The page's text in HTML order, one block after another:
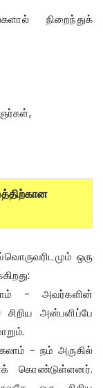
நிறைந்துக்
ஒரு
- அவர்களின்
அன்பளிப்பே
- நம் அருகில்
கொண்டுள்ளனர்.